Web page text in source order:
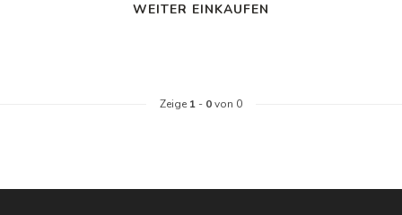
WEITER EINKAUFEN
Zeige 1 - 0von 0